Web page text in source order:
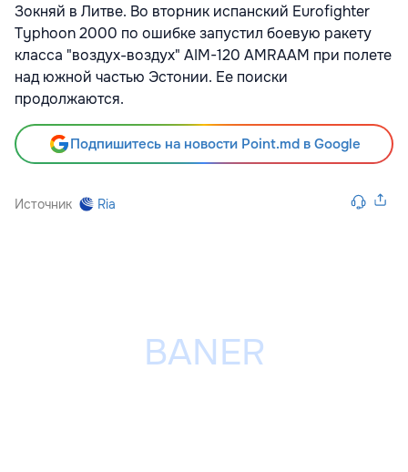
Зокняй в Литве. Во вторник испанский Eurofighter
Typhoon 2000 по ошибке запустил боевую ракету
класса "воздух-воздух" AIM-120 AMRAAM при полете
над южной частью Эстонии. Ее поиски
продолжаются.
Подпишитесь на новости Point.md в Google
Источник Ria